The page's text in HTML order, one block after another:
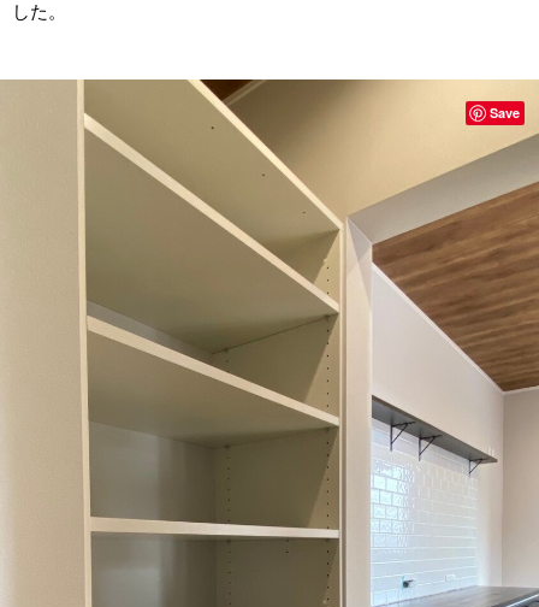
した。
Save